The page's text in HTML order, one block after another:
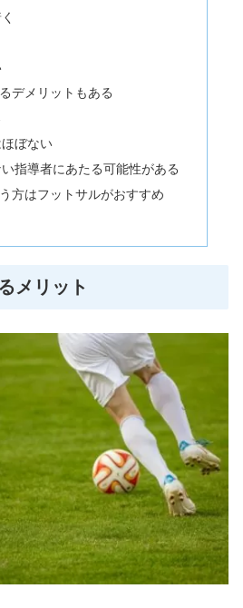
デメリットもある
ぼない
指導者にあたる可能性がある
方はフットサルがおすすめ
メリット